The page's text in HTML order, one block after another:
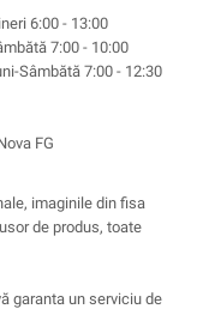
6:00 - 13:00
7:00 - 10:00
Sâmbătă 7:00 - 12:30
FG
imaginile din fisa
de produs, toate
garanta un serviciu de